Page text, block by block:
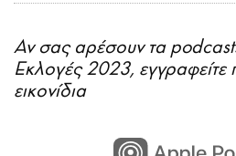
Αν σας αρέσουν τα
Εκλογές 2023, εγγραφείτε
εικονίδια